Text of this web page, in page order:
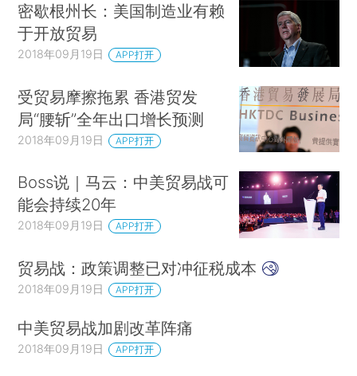
密歇根州长：美国制造业有赖
于开放贸易
2018年09月19日 APP打开
受贸易摩擦拖累 香港贸发
局“腰斩”全年出口增长预测
2018年09月19日 APP打开
Boss说｜马云：中美贸易战可
能会持续20年
2018年09月19日 APP打开
贸易战：政策调整已对冲征税成本
2018年09月19日 APP打开
中美贸易战加剧改革阵痛
2018年09月19日 APP打开